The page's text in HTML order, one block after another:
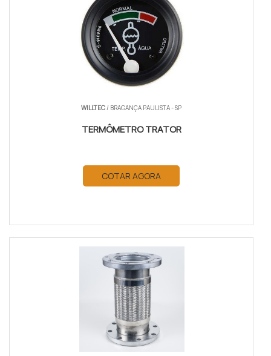
WILLTEC/ BRAGANÇA PAULISTA - SP
TERMÔMETRO TRATOR
COTAR AGORA